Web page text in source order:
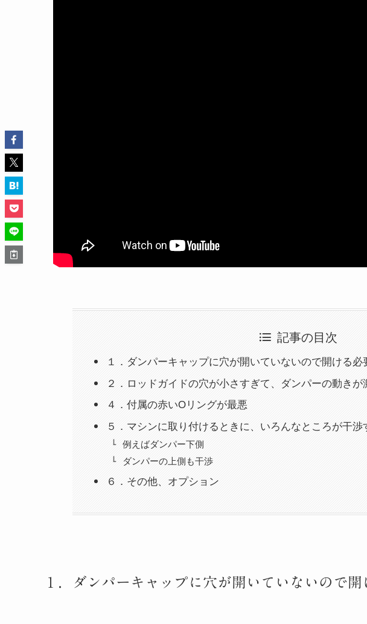
記事の目次
１．ダンパーキャップに穴が開いていないので開ける必
２．ロッドガイドの穴が小さすぎて、ダンパーの動きが
４．付属の赤いOリングが最悪
５．マシンに取り付けるときに、いろんなところが干渉
例えばダンパー下側
ダンパーの上側も干渉
６．その他、オプション
１．ダンパーキャップに穴が開いていないので開